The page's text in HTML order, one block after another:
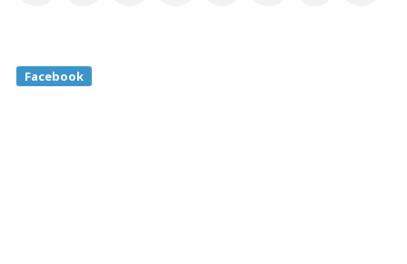
Facebook